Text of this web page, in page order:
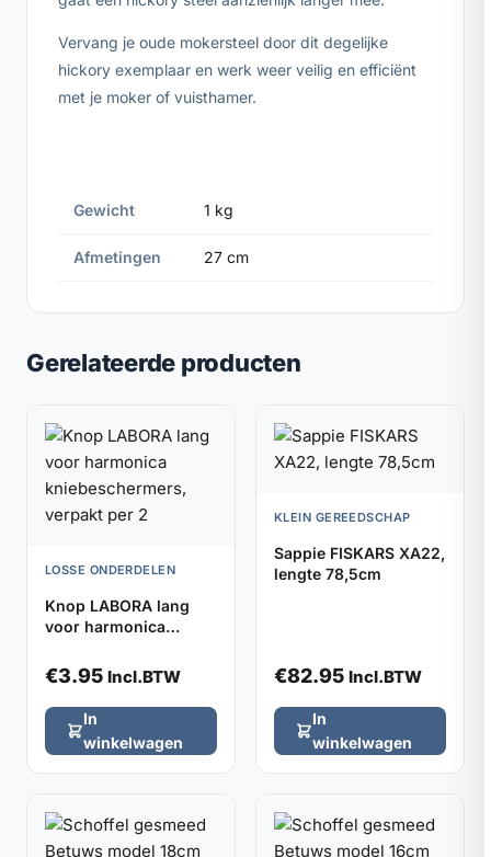
Vervang je oude mokersteel door dit degelijke
hickory exemplaar en werk weer veilig en efficiënt
met je moker of vuisthamer.
Gewicht 1 kg
Afmetingen 27 cm
Gerelateerde producten
LOSSE ONDERDELEN
Knop LABORA lang
voor harmonica
verpakt per 2
€3.95 Incl.BTW
In
winkelwagen
KLEIN GEREEDSCHAP
Sappie FISKARS XA22,
lengte 78,5cm
€82.95 Incl.BTW
In
winkelwagen